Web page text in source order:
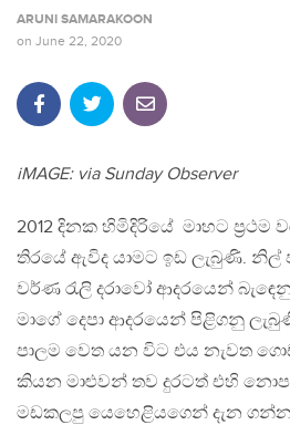
ARUNI SAMARAKOON
on June 22, 2020
iMAGE: via Sunday Observer
2012 දිනක හිමිදිරියේ මාහට ප්‍රථම
තිරයේ ඇවිද යාමට ඉඩ ලැබුණි. නිල්
වර්ණ රැලි දරාවෝ ආදරයෙන්
මාගේ දෙපා ආදරයෙන් පිළිගනු
පාලම වෙත යන විට එය නැවත
කියන මාළුවන් තව දුරටත් එහි
මඩකලපු යෙහෙළියගෙන් දැන